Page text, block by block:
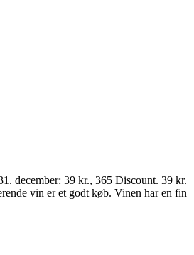
december: 39 kr., 365 Discount. 39 kr.
vin er et godt køb. Vinen har en fin